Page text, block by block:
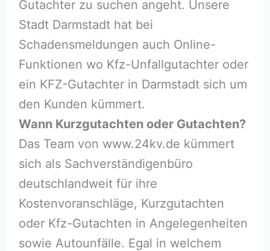
Gutachter zu suchen angeht. Unsere
Stadt Darmstadt hat bei
Schadensmeldungen auch Online-
Funktionen wo Kfz-Unfallgutachter oder
ein KFZ-Gutachter in Darmstadt sich um
den Kunden kümmert.
Wann Kurzgutachten oder Gutachten?
Das Team von www.24kv.de kümmert
sich als Sachverständigenbüro
deutschlandweit für ihre
Kostenvoranschläge, Kurzgutachten
oder Kfz-Gutachten in Angelegenheiten
sowie Autounfälle. Egal in welchem